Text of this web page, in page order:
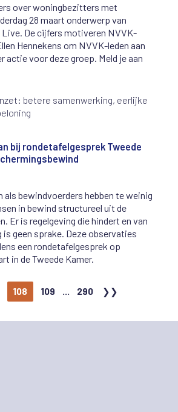
over woningbezitters met
28 maart onderwerp van
De cijfers motiveren NVVK-
Hennekens om NVVK-leden aan
actie voor deze groep. Meld je aan
betere samenwerking, eerlijke
bij rondetafelgesprek Tweede
als bewindvoerders hebben te weinig
in bewind structureel uit de
Er is regelgeving die hindert en van
geen sprake. Deze observaties
een rondetafelgesprek op
in de Tweede Kamer.
108 109 ... 290